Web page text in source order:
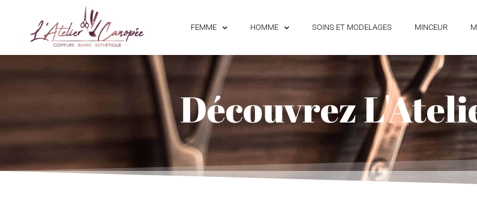
FEMME HOMME SOINS ET MODELAGES MINCEUR
Découvrez